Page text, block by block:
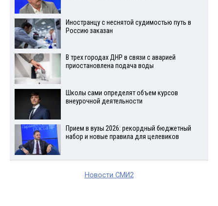
Иностранцу с неснятой судимостью путь в
Россию заказан
В трех городах ДНР в связи с аварией
приостановлена подача воды
Школы сами определят объем курсов
внеурочной деятельности
Прием в вузы 2026: рекордный бюджетный
набор и новые правила для целевиков
Новости СМИ2